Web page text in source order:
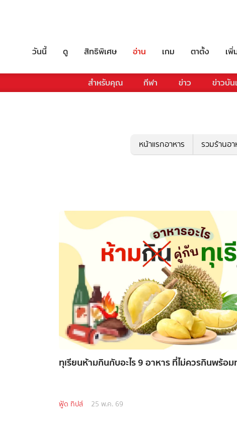
วันนี้ ดู สิทธิพิเศษ อ่าน เกม ตาตั้ง เพิ่
สำหรับคุณ กีฬา ข่าว ข่าวบัน
หน้าแรกอาหาร รวมร้านอ
ทุเรียนห้ามกินกับอะไร 9 อาหาร ที่ไม่ควรกินพร้อ
ฟู้ด ทิปส์ 25 พ.ค. 69